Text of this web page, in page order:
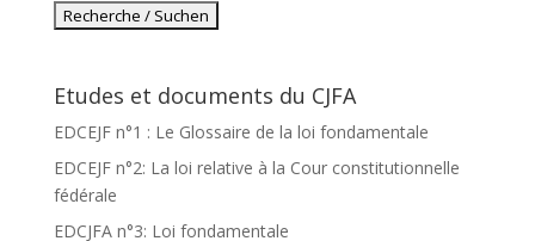
Etudes et documents du CJFA
EDCEJF n°1 : Le Glossaire de la loi fondamentale
EDCEJF n°2: La loi relative à la Cour constitutionnelle
fédérale
EDCJFA n°3: Loi fondamentale